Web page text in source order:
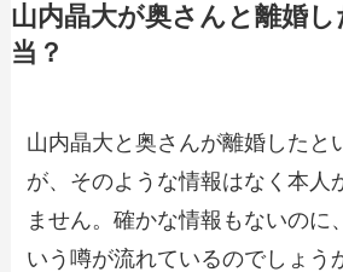
山内晶大が奥さんと離婚
当？
山内晶大と奥さんが離婚したと
が、そのような情報はなく本人
ません。確かな情報もないのに
いう噂が流れているのでしょう